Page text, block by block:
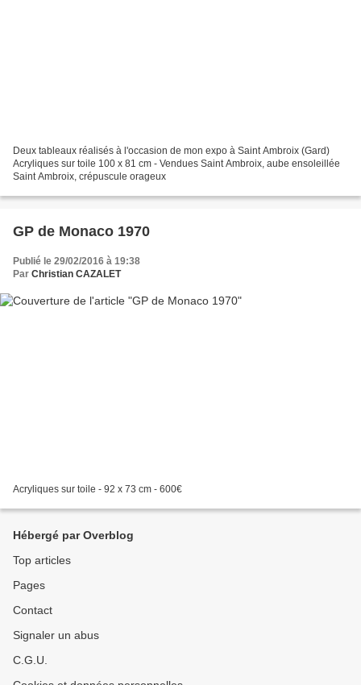
Deux tableaux réalisés à l'occasion de mon expo à Saint Ambroix (Gard)
Acryliques sur toile 100 x 81 cm - Vendues Saint Ambroix, aube ensoleillée
Saint Ambroix, crépuscule orageux
GP de Monaco 1970
Publié le 29/02/2016 à 19:38
Par Christian CAZALET
Acryliques sur toile - 92 x 73 cm - 600€
Hébergé par Overblog
Top articles
Pages
Contact
Signaler un abus
C.G.U.